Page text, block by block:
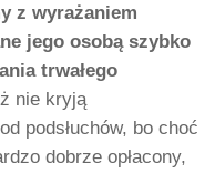
z wyrażaniem
jego osobą szybko
trwałego
nie kryją
podsłuchów, bo choć
dobrze opłacony,